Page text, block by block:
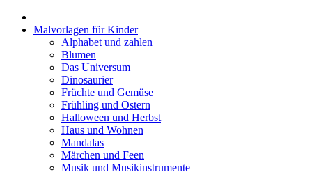
Malvorlagen für Kinder
Alphabet und zahlen
Blumen
Das Universum
Dinosaurier
Früchte und Gemüse
Frühling und Ostern
Halloween und Herbst
Haus und Wohnen
Mandalas
Märchen und Feen
Musik und Musikinstrumente